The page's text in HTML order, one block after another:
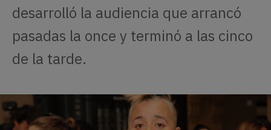
desarrolló la audiencia que arrancó
pasadas la once y terminó a las cinco
de la tarde.